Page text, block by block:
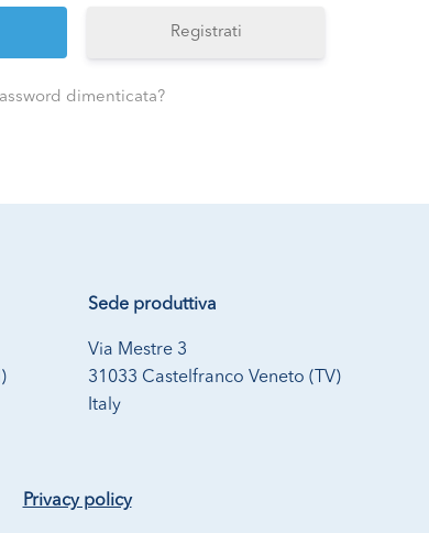
Registrati
dimenticata?
Sede produttiva
Via Mestre 3
31033 Castelfranco Veneto (TV)
Italy
Privacy policy